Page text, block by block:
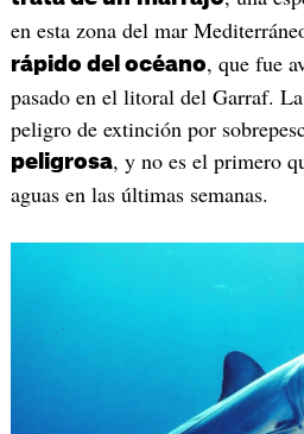
en esta zona del mar
rápido del océano, que fue
pasado en el litoral del Garraf.
peligro de extinción por
peligrosa, y no es el primero
aguas en las últimas semanas.